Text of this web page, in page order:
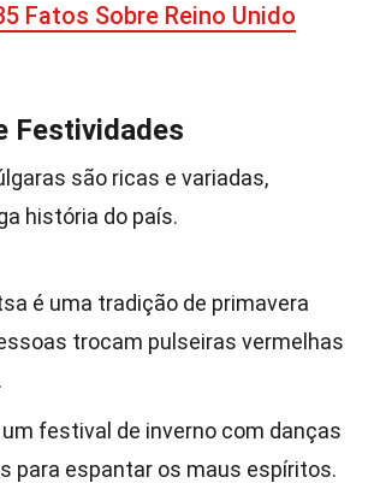
Fatos Sobre Reino Unido
Festividades
são ricas e variadas,
história do país.
é uma tradição de primavera
trocam pulseiras vermelhas
um festival de inverno com danças
para espantar os maus espíritos.